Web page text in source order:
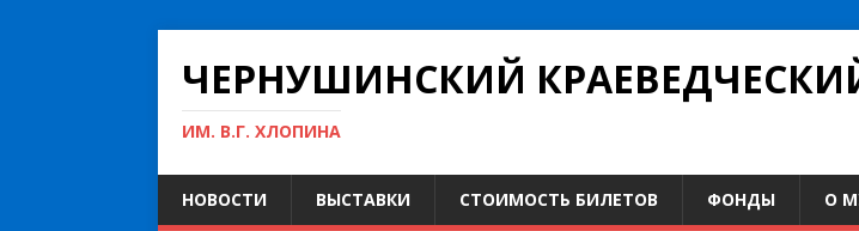
ЧЕРНУШИНСКИЙ
ИМ. В.Г. ХЛОПИНА
НОВОСТИ ВЫСТАВКИ СТОИМОСТЬ БИЛЕТОВ ФОНДЫ О